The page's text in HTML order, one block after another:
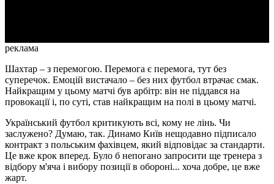
реклама
Шахтар – з перемогою. Перемога є перемога, тут без
суперечок. Емоцій вистачало – без них футбол втрачає смак.
Найкращим у цьому матчі був арбітр: він не піддався на
провокації і, по суті, став найкращим на полі в цьому матчі.
Український футбол критикують всі, кому не лінь. Чи
заслужено? Думаю, так. Динамо Київ нещодавно підписало
контракт з польським фахівцем, який відповідає за стандарти.
Це вже крок вперед. Було б непогано запросити ще тренера з
відбору м'яча і вибору позиції в обороні... хоча добре, це вже
жарт.